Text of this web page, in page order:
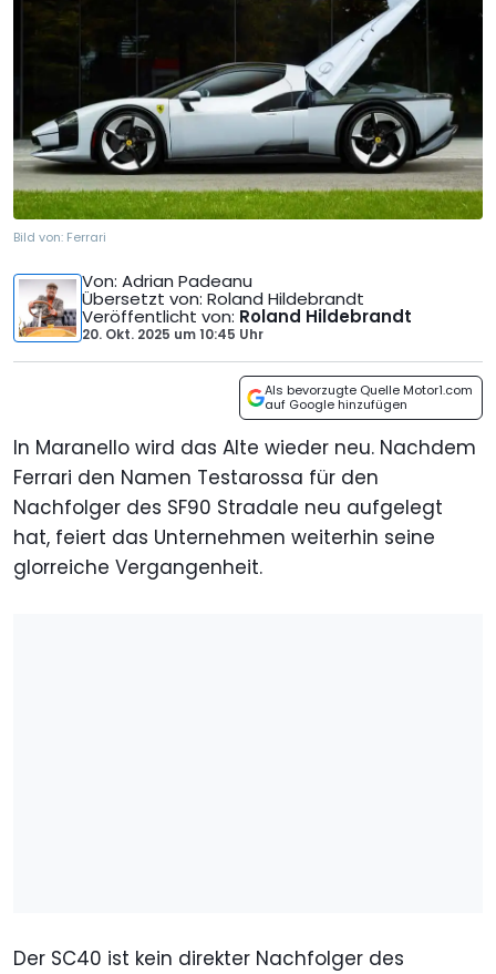
Bild von: Ferrari
Von: Adrian Padeanu
Übersetzt von: Roland Hildebrandt
Veröffentlicht von: Roland Hildebrandt
20. Okt. 2025 um10:45 Uhr
Als bevorzugte Quelle Motor1.com
auf Google hinzufügen
In Maranello wird das Alte wieder neu. Nachdem
Ferrari den Namen Testarossa für den
Nachfolger des SF90 Stradale neu aufgelegt
hat, feiert das Unternehmen weiterhin seine
glorreiche Vergangenheit.
Der SC40 ist kein direkter Nachfolger des